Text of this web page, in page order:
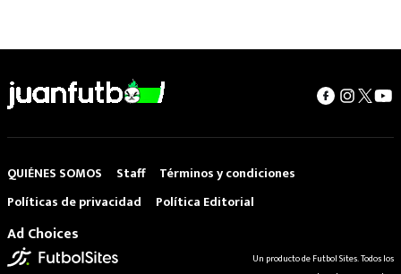
QUIÉNES SOMOS Staff
Términos y condiciones
Políticas de privacidad
Política Editorial
Ad Choices
Un producto de Futbol Sites. Todos los